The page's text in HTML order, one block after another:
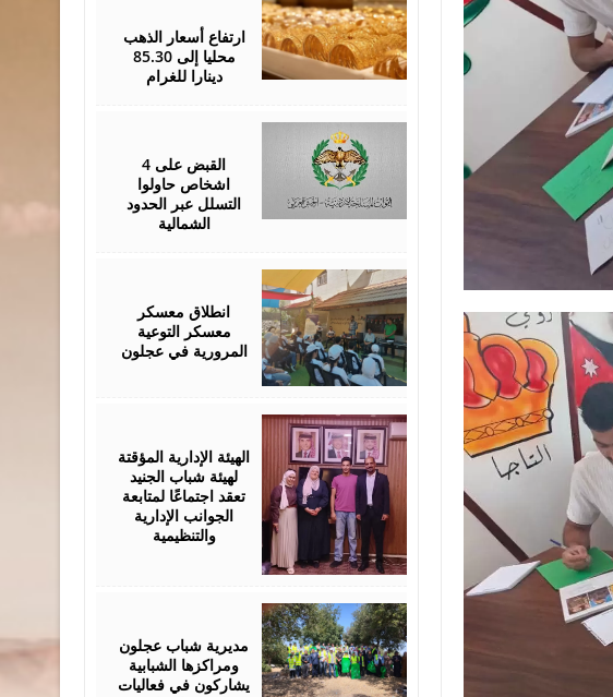
ارتفاع أسعار الذهب
محليا إلى 85.30
دينارا للغرام
القبض على 4
اشخاص حاولوا
التسلل عبر الحدود
الشمالية
انطلاق معسكر
معسكر التوعية
المرورية في عجلون
الهيئة الإدارية المؤقتة
لهيئة شباب الجنيد
تعقد اجتماعًا لمتابعة
الجوانب الإدارية
والتنظيمية
مديرية شباب عجلون
ومراكزها الشبابية
يشاركون في فعاليات